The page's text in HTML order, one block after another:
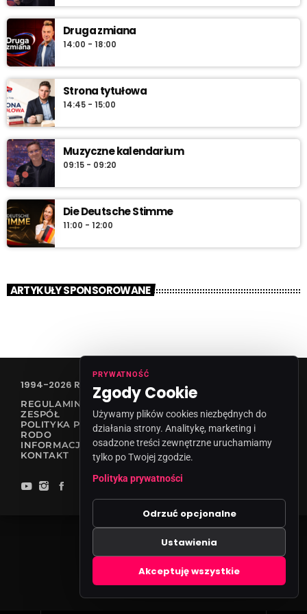
Druga zmiana
14:00 - 18:00
Strona tytułowa
14:45 - 15:00
Muzyczne kalendarium
09:15 - 09:20
Die Deutsche Stimme
11:00 - 12:00
ARTYKUŁY SPONSOROWANE
1994-2026 RADIO VANESSA SPÓŁKA Z O.O
REGULAMIN KONKURSÓW
ZESPÓŁ
POLITYKA PRYWATNOŚCI
RODO
INFORMACJA O NADAWCY
KONTAKT
PRYWATNOŚĆ
Zgody Cookie
Używamy plików cookies niezbędnych do
działania strony. Analitykę, marketing i
osadzone treści zewnętrzne uruchamiamy
tylko po Twojej zgodzie.
Polityka prywatności
Odrzuć opcjonalne
Ustawienia
Akceptuję wszystkie
Zgody cookies